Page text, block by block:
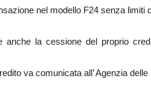
nel modello F24 senza limiti
anche la cessione del proprio
va comunicata all’ Agenzia